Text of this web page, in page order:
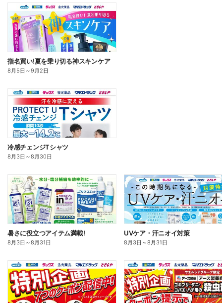
指名買い!夏を乗り切る神スキンケア
8月5日 ～9月2日
冷感チェンジTシャツ
8月3日 ～8月30日
暑さに役立つアイテム満載!
8月3日 ～8月31日
UVケア・汗ニオイ対策
8月3日 ～8月31日